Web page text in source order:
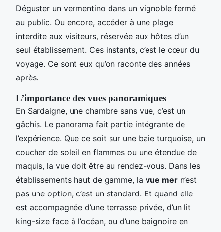
Déguster un vermentino dans un vignoble fermé
au public. Ou encore, accéder à une plage
interdite aux visiteurs, réservée aux hôtes d’un
seul établissement. Ces instants, c’est le cœur du
voyage. Ce sont eux qu’on raconte des années
après.
L’importance des vues panoramiques
En Sardaigne, une chambre sans vue, c’est un
gâchis. Le panorama fait partie intégrante de
l’expérience. Que ce soit sur une baie turquoise, un
coucher de soleil en flammes ou une étendue de
maquis, la vue doit être au rendez-vous. Dans les
établissements haut de gamme, la vue mer n’est
pas une option, c’est un standard. Et quand elle
est accompagnée d’une terrasse privée, d’un lit
king-size face à l’océan, ou d’une baignoire en